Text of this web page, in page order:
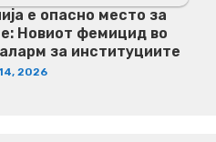
е опасно место за
Новиот фемицид во
за институциите
2026